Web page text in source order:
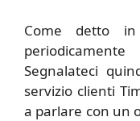
Come detto in
Segnalateci
servizio clienti
a parlare con un